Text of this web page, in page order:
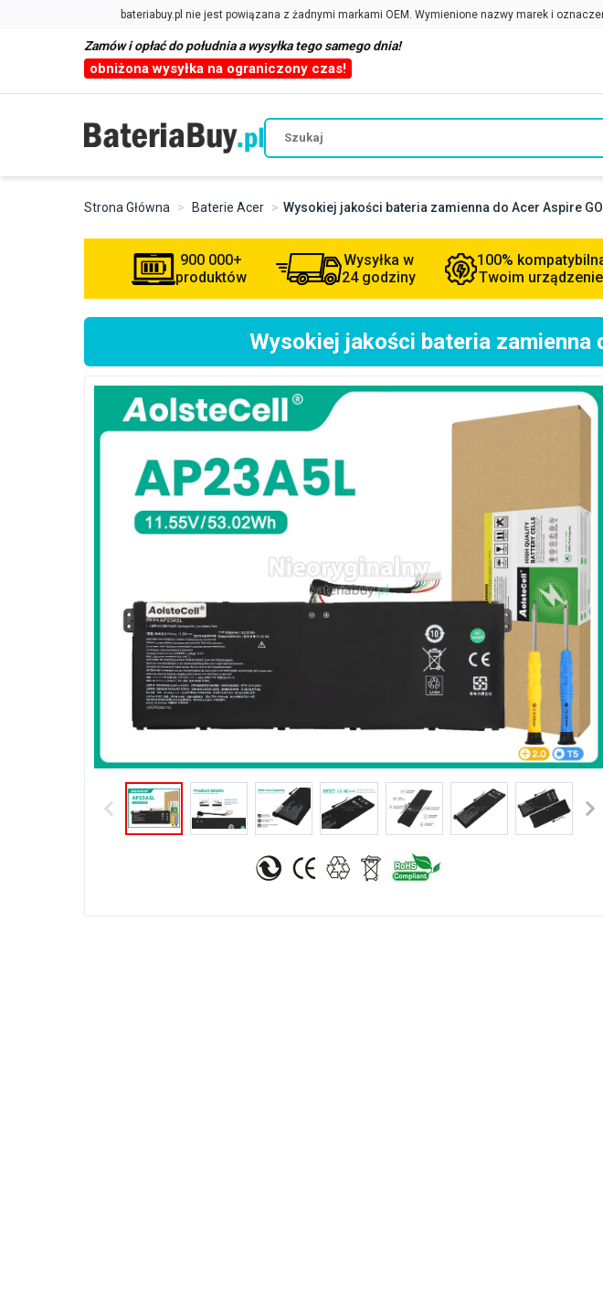
Zamów i opłać do południa a wysyłka tego samego dnia!
obniżona wysyłka na ograniczony czas!
Strona Główna Baterie Acer Wysokiej jakości bateria zamienna do Acer Aspire
900 000+
produktów
Wysyłka w
24 godziny
100%
Twoim
Wysokiej jakości bateria zamienna